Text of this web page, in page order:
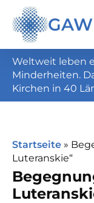
GAW
Weltweit leben
Minderheiten.
Kirchen in 40
Startseite »
Luteranskie“